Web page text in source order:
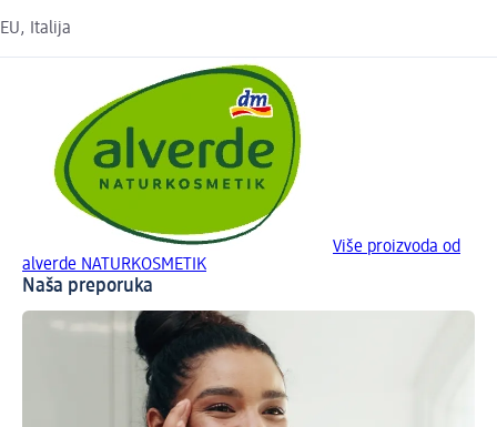
EU, Italija
Više proizvoda od
alverde NATURKOSMETIK
Naša preporuka